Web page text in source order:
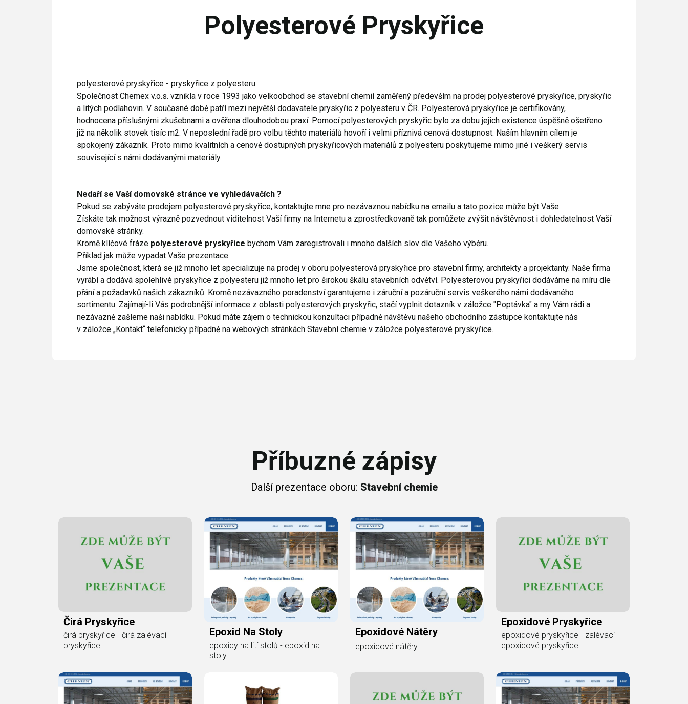
Polyesterové Pryskyřice
polyesterové pryskyřice - pryskyřice z polyesteru
Společnost Chemex v.o.s. vznikla v roce 1993 jako velkoobchod se stavební chemií zaměřený především na prodej polyesterové pryskyřice, pryskyřic
a litých podlahovin. V současné době patří mezi největší dodavatele pryskyřic z polyesteru v ČR. Polyesterová pryskyřice je certifikovány,
hodnocena příslušnými zkušebnami a ověřena dlouhodobou praxí. Pomocí polyesterových pryskyřic bylo za dobu jejich existence úspěšně ošetřeno
již na několik stovek tisíc m2. V neposlední řadě pro volbu těchto materiálů hovoří i velmi příznivá cenová dostupnost. Naším hlavním cílem je
spokojený zákazník. Proto mimo kvalitních a cenově dostupných pryskyřicových materiálů z polyesteru poskytujeme mimo jiné i veškerý servis
související s námi dodávanými materiály.
Nedaří se Vaší domovské stránce ve vyhledávačích ?
Pokud se zabýváte prodejem polyesterové pryskyřice, kontaktujte mne pro nezávaznou nabídku na emailu a tato pozice může být Vaše.
Získáte tak možnost výrazně pozvednout viditelnost Vaší firmy na Internetu a zprostředkovaně tak pomůžete zvýšit návštěvnost i dohledatelnost Vaší
domovské stránky.
Kromě klíčové fráze polyesterové pryskyřice bychom Vám zaregistrovali i mnoho dalších slov dle Vašeho výběru.
Příklad jak může vypadat Vaše prezentace:
Jsme společnost, která se již mnoho let specializuje na prodej v oboru polyesterová pryskyřice pro stavební firmy, architekty a projektanty. Naše firma
vyrábí a dodává spolehlivé pryskyřice z polyesteru již mnoho let pro širokou škálu stavebních odvětví. Polyesterovou pryskyřici dodáváme na míru dle
přání a požadavků našich zákazníků. Kromě nezávazného poradenství garantujeme i záruční a pozáruční servis veškerého námi dodávaného
sortimentu. Zajímají-li Vás podrobnější informace z oblasti polyesterových pryskyřic, stačí vyplnit dotazník v záložce "Poptávka" a my Vám rádi a
nezávazně zašleme naši nabídku. Pokud máte zájem o technickou konzultaci případně návštěvu našeho obchodního zástupce kontaktujte nás
v záložce „Kontakt“ telefonicky případně na webových stránkách Stavební chemie v záložce polyesterové pryskyřice.
Příbuzné zápisy
Další prezentace oboru: Stavební chemie
Čirá Pryskyřice
čirá pryskyřice - čirá zalévací
pryskyřice
Epoxid Na Stoly
epoxidy na lití stolů - epoxid na
stoly
Epoxidové Nátěry
epoxidové nátěry
Epoxidové Pryskyřice
epoxidové pryskyřice - zalévací
epoxidové pryskyřice